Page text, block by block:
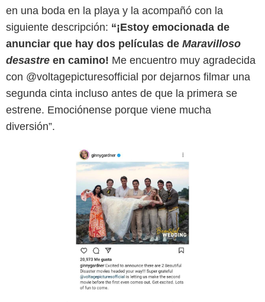
en una boda en la playa y la acompañó con la
siguiente descripción: “¡Estoy emocionada de
anunciar que hay dos películas de Maravilloso
desastre en camino! Me encuentro muy agradecida
con @voltagepicturesofficial por dejarnos filmar una
segunda cinta incluso antes de que la primera se
estrene. Emociónense porque viene mucha
diversión”.
Instagram